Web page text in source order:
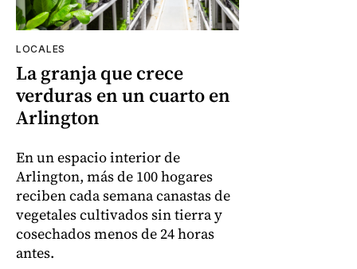
LOCALES
La granja que crece
verduras en un cuarto en
Arlington
En un espacio interior de
Arlington, más de 100 hogares
reciben cada semana canastas de
vegetales cultivados sin tierra y
cosechados menos de 24 horas
antes.